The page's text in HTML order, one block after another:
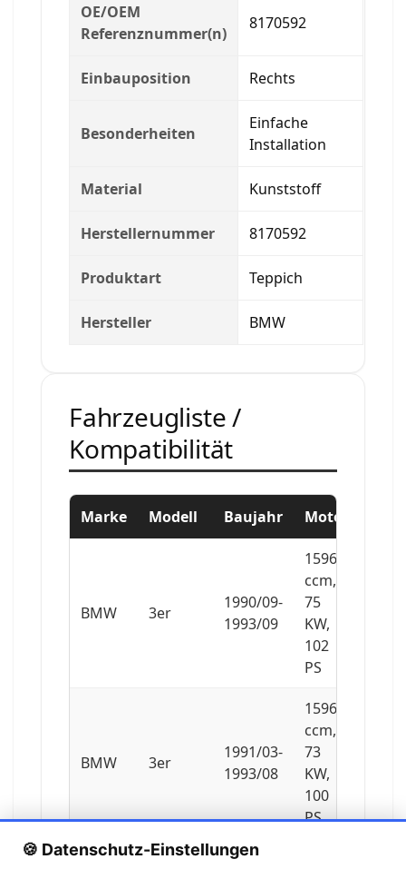
🍪 Datenschutz-Einstellungen
OE/OEM
Referenznummer(n)
8170592
Einbauposition Rechts
Besonderheiten
Einfache
Installation
Material Kunststoff
Herstellernummer 8170592
Produktart Teppich
Hersteller BMW
Fahrzeugliste /
Kompatibilität
Marke Modell Baujahr Motor
BMW 3er
1990/09-
1993/09
1596
ccm,
75
KW,
102
PS
BMW 3er
1991/03-
1993/08
1596
ccm,
73
KW,
100
PS